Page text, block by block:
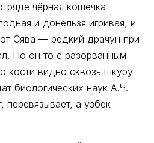
чёрная кошечка
и донельзя игривая, и
Сява — редкий драчун при
Но он то с разорванным
кости видно сквозь шкуру
биологических наук А.Ч.
перевязывает, а узбек